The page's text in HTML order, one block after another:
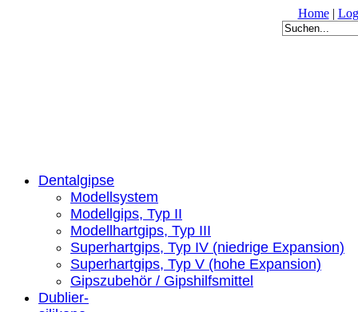
Home|
Dentalgipse
Modellsystem
Modellgips, Typ II
Modellhartgips, Typ III
Superhartgips, Typ IV (niedrige Expansion)
Superhartgips, Typ V (hohe Expansion)
Gipszubehör / Gipshilfsmittel
Dublier-